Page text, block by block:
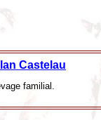
Castelau
familial.